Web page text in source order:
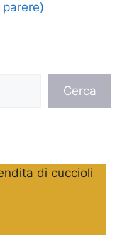
parere)
Cerca
di cuccioli